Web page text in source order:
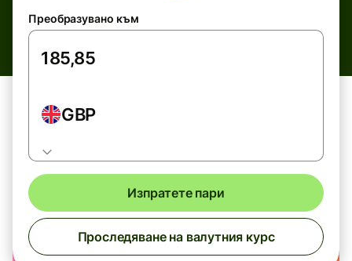
Преобразувано към
GBP
Изпратете пари
Проследяване на валутния курс